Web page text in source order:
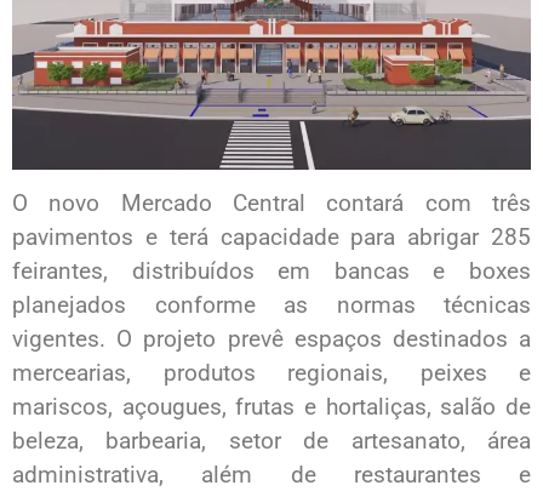
O novo Mercado Central contará com três
pavimentos e terá capacidade para abrigar 285
feirantes, distribuídos em bancas e boxes
planejados conforme as normas técnicas
vigentes. O projeto prevê espaços destinados a
mercearias, produtos regionais, peixes e
mariscos, açougues, frutas e hortaliças, salão de
beleza, barbearia, setor de artesanato, área
administrativa, além de restaurantes e